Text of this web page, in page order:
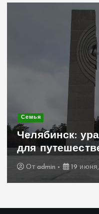
Современное
Керамогранит
стильное и
для дачного
От admin 19